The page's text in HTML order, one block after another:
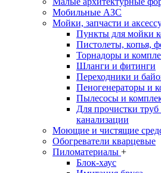
Мобильные АЗС
Мойки, запчасти и
Пункты для мойки
Пистолеты, копья,
Торнадоры и
Шланги и фитинги
Переходники и
Пеногенераторы и
Пылесосы и
Для прочистки
канализации
Моющие и чистящие
Обогреватели кварцевые
Пиломатериалы +
Блок-хаус